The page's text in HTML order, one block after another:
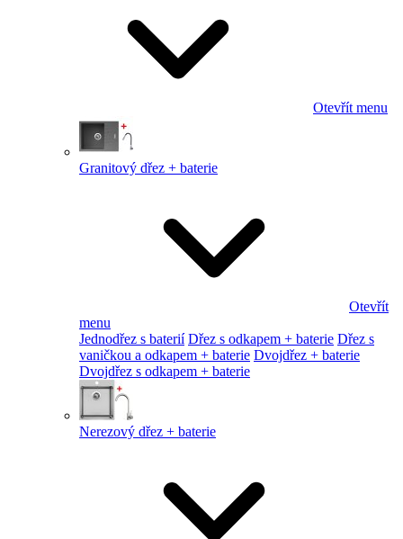
Otevřít menu
Granitový dřez + baterie
Otevřít
menu
Jednodřez s baterií Dřez s odkapem + baterie Dřez s
vaničkou a odkapem + baterie Dvojdřez + baterie
Dvojdřez s odkapem + baterie
Nerezový dřez + baterie